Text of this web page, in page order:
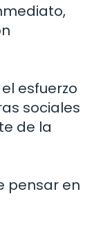
esfuerzo
sociales
de la
pensar en